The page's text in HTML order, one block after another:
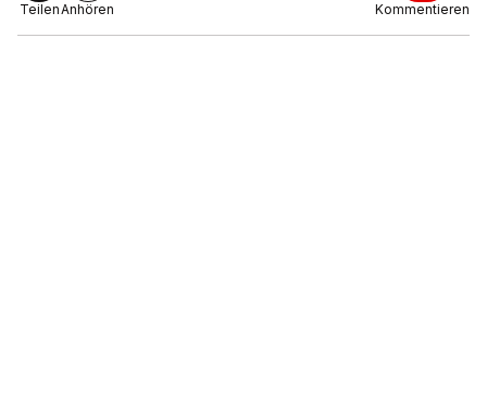
TeilenAnhören Kommentieren